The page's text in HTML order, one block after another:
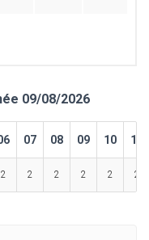
09/08/2026
07 08 09 10 11
2 2 2 2 2 2